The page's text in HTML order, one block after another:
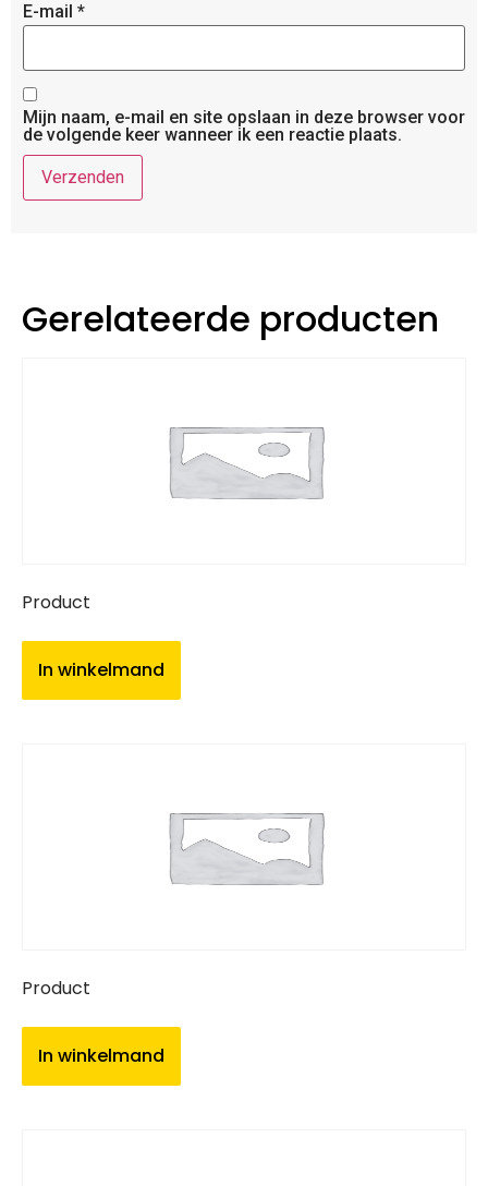
E-mail *
Mijn naam, e-mail en site opslaan in deze browser voor
de volgende keer wanneer ik een reactie plaats.
Gerelateerde producten
Product
In winkelmand
Product
In winkelmand